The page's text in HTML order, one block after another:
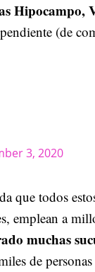
Hipocampo,
(de
3, 2020
que todos
emplean a
muchas
de